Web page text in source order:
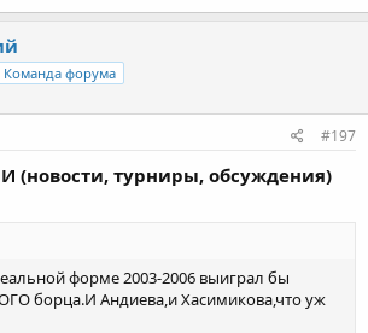
Команда форума
#197
(новости, турниры, обсуждения)
форме 2003-2006 выиграл бы
борца.И Андиева,и Хасимикова,что уж